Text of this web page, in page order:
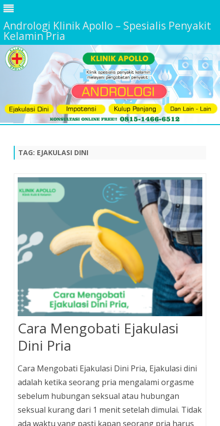
Andrologi Klinik Apollo – Spesialis Penyakit
Kelamin Pria
TAG: EJAKULASI DINI
Cara Mengobati Ejakulasi
Dini Pria
Cara Mengobati Ejakulasi Dini Pria, Ejakulasi dini
adalah ketika seorang pria mengalami orgasme
sebelum hubungan seksual atau hubungan
seksual kurang dari 1 menit setelah dimulai. Tidak
ada waktu yang pasti kapan seorang pria harus